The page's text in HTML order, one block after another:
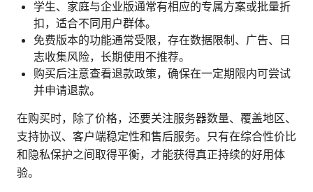
学生、家庭与企业版通常有相应的专属方案或批量折
扣，适合不同用户群体。
免费版本的功能通常受限，存在数据限制、广告、日
志收集风险，长期使用不推荐。
购买后注意查看退款政策，确保在一定期限内可尝试
并申请退款。
在购买时，除了价格，还要关注服务器数量、覆盖地区、
支持协议、客户端稳定性和售后服务。只有在综合性价比
和隐私保护之间取得平衡，才能获得真正持续的好用体
验。